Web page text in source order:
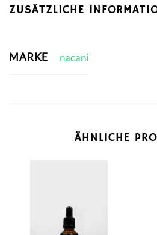
ZUSÄTZLICHE
MARKE nacani
ÄHNLICHE